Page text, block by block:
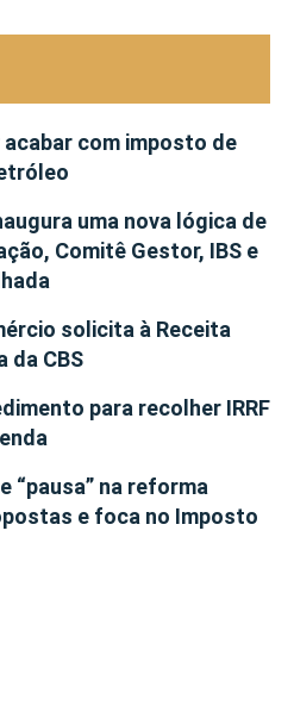
com imposto de
uma nova lógica de
Comitê Gestor, IBS e
solicita à Receita
da CBS
para recolher IRRF
“pausa” na reforma
e foca no Imposto